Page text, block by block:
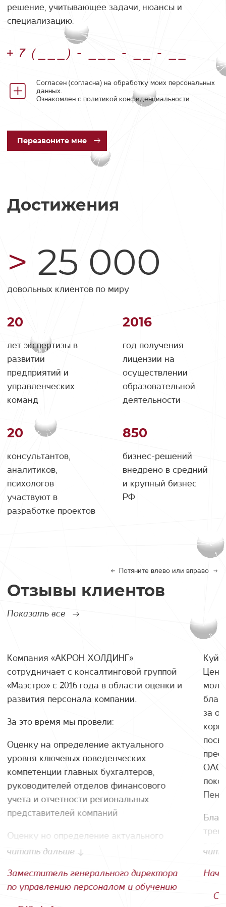
решение, учитывающее задачи, нюансы и
специализацию.
Номер телефона
Согласен (согласна) на обработку моих персональных
данных.
Ознакомлен сполитикой конфиденциальности
Перезвоните мне
Достижения
25 000
довольных клиентов по миру
20
лет экспертизы в
развитии
предприятий и
управленческих
команд
20
консультантов,
аналитиков,
психологов
участвуют в
разработке проектов
2016
год получения
лицензии на
осуществлении
образовательной
деятельности
850
бизнес-решений
внедрено в средний
и крупный бизнес
РФ
Потяните влево или вправо
Отзывы клиентов
Показать все
Компания «АКРОН ХОЛДИНГ»
сотрудничает с консалтинговой группой
«Маэстро» с 2016 года в области оценки и
развития персонала компании.
За это время мы провели:
Оценку на определение актуального
уровня ключевых поведенческих
компетенции главных бухгалтеров,
руководителей отделов финансового
учета и отчетности региональных
представителей компаний
Оценку но определение актуального
уровня ключевых компетенций
Обучение руководителей финансовой
Заместитель генерального директора
по управлению персоналом и обучению
читать дальше
за
ОАО